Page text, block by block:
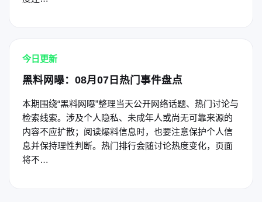
今日更新
黑料网曝：08月07日热门事件盘点
本期围绕“黑料网曝”整理当天公开网络话题、热门讨论与
检索线索。涉及个人隐私、未成年人或尚无可靠来源的
内容不应扩散；阅读爆料信息时，也要注意保护个人信
息并保持理性判断。热门排行会随讨论热度变化，页面
将不…